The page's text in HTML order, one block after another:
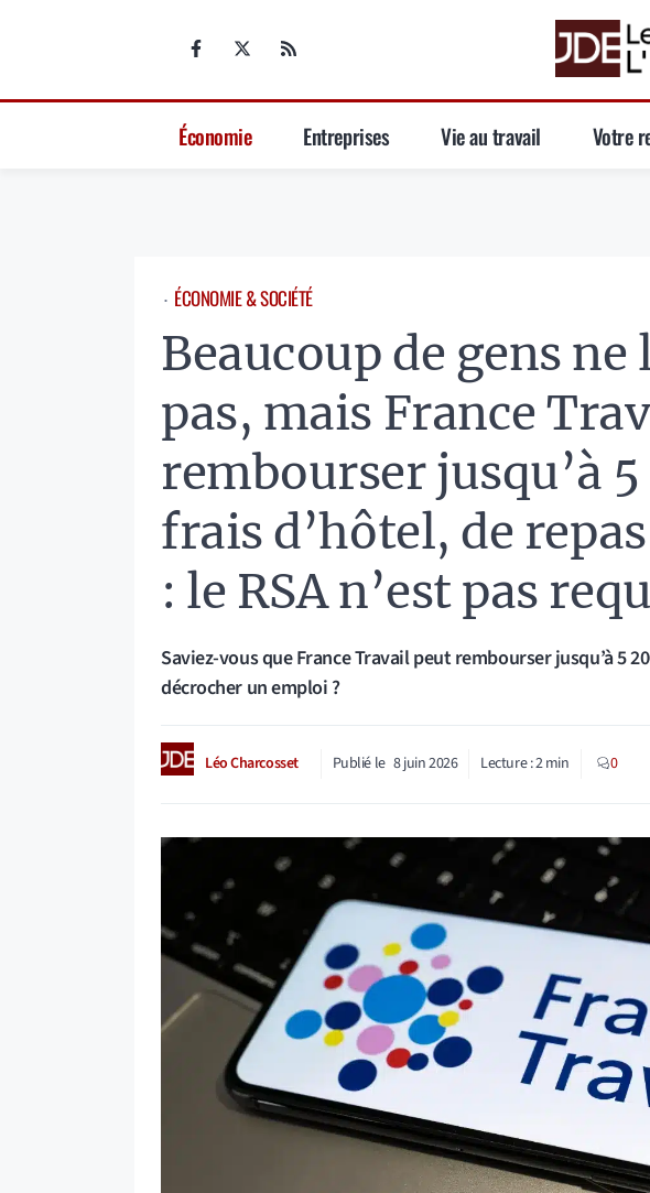
Économie Entreprises Vie au travail Votre
⋅ ÉCONOMIE & SOCIÉTÉ
Beaucoup de gens
pas, mais France
rembourser jusqu’à
frais d’hôtel, de repas
: le RSA n’est pas
Saviez-vous que France Travail peut rembourser jusqu’à 5
décrocher un emploi ?
Léo Charcosset Publié le 8 juin 2026 Lecture :2min 0